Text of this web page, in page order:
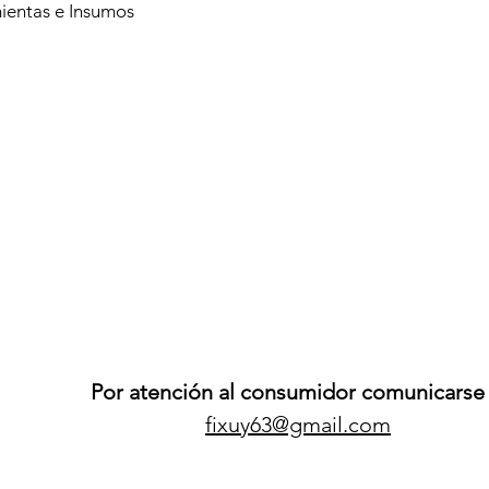
e Insumos
Por atención al consumidor comunicarse
fixuy63@gmail.com